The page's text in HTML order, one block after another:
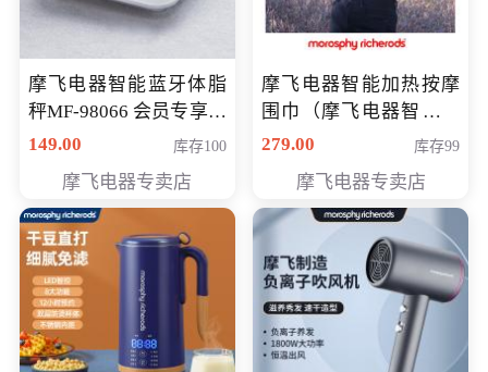
摩飞电器智能蓝牙体脂
秤MF-98066 会员专享价
98元
149.00 库存100
摩飞电器专卖店
摩飞电器智能加热按摩
围巾（摩飞电器智能加
热按摩围脖） 会员专享
279.00 库存99
摩飞电器专卖店